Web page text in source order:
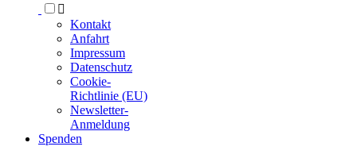

Kontakt
Anfahrt
Impressum
Datenschutz
Cookie-
Richtlinie (EU)
Newsletter-
Anmeldung
Spenden